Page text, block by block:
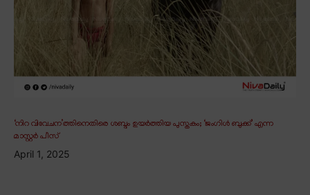
‘നിറ വിവേചന’ത്തിനെതിരെ ശബ്ദം ഉയർത്തിയ പുസ്തകം; ‘ജംഗിൾ ബുക്ക്’ എന്ന
മാസ്റ്റർ പീസ്
April 1, 2025